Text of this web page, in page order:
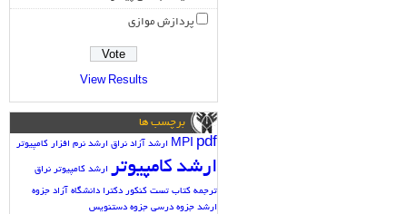
پردازش موازی
View Results
برچسب ها
MPI pdf ارشد آزاد نراق ارشد نرم افزار کامپیوتر
ارشد کامپیوتر ارشد کامپیوتر نراق
ترجمه کتاب تست کنکور دکترا دانشگاه آزاد جزوه
ارشد جزوه درسی جزوه دستنویس